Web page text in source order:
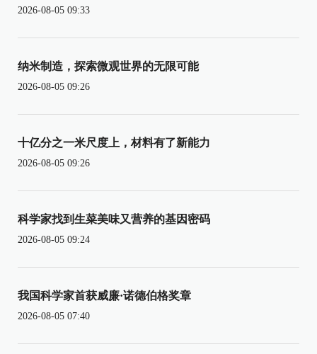
2026-08-05 09:33
纳米制造，探索微观世界的无限可能
2026-08-05 09:26
十亿分之一米尺度上，材料有了新能力
2026-08-05 09:26
科学家找到生菜美味又营养的基因密码
2026-08-05 09:24
我国科学家首获威廉·诺德伯格奖章
2026-08-05 07:40